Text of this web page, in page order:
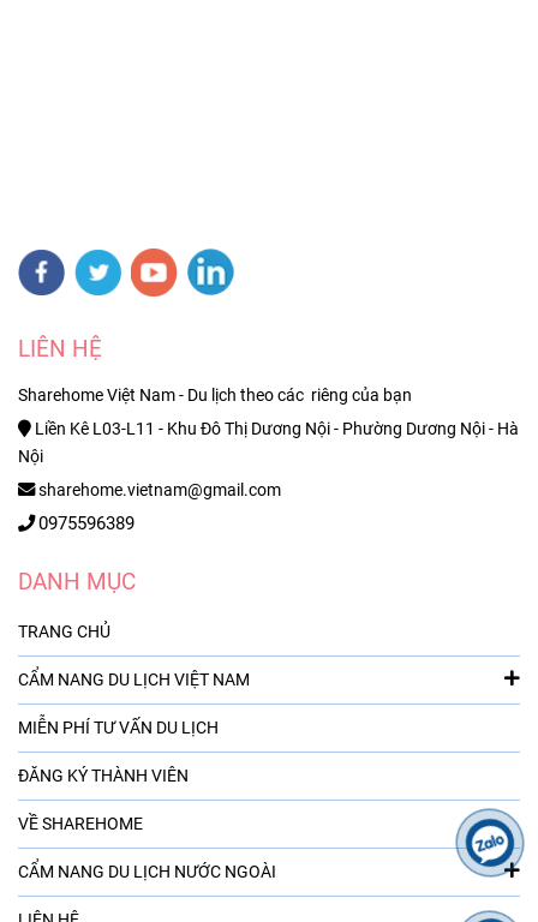
LIÊN HỆ
Sharehome Việt Nam - Du lịch theo các riêng của bạn
Liền Kê L03-L11 - Khu Đô Thị Dương Nội - Phường Dương Nội - Hà
Nội
sharehome.vietnam@gmail.com
0975596389
DANH MỤC
TRANG CHỦ
CẨM NANG DU LỊCH VIỆT NAM
MIỄN PHÍ TƯ VẤN DU LỊCH
ĐĂNG KÝ THÀNH VIÊN
VỀ SHAREHOME
CẨM NANG DU LỊCH NƯỚC NGOÀI